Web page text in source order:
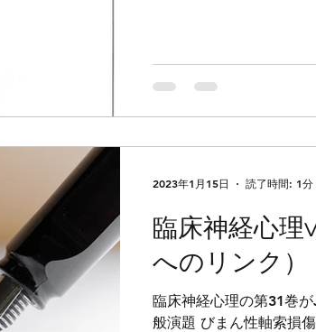
臨床神経心
へのリンク）
臨床神経心理の第31巻
般演題 びまん性軸索損
2023年1月15日 読了時間: 1分